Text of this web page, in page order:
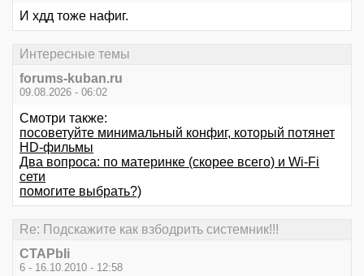
И хдд тоже нафиг.
Интересные темы
forums-kuban.ru
09.08.2026 - 06:02
Смотри также:
посоветуйте минимальный конфиг, который потянет
HD-фильмы
Два вопроса: по материнке (скорее всего) и Wi-Fi
сети
помогите выбрать?)
Re: Подскажите как взбодрить системник!!!
CTAPbIi
6 - 16.10.2010 - 12:58